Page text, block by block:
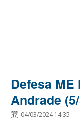
Defesa
Andrade
04/03/2024 14:35